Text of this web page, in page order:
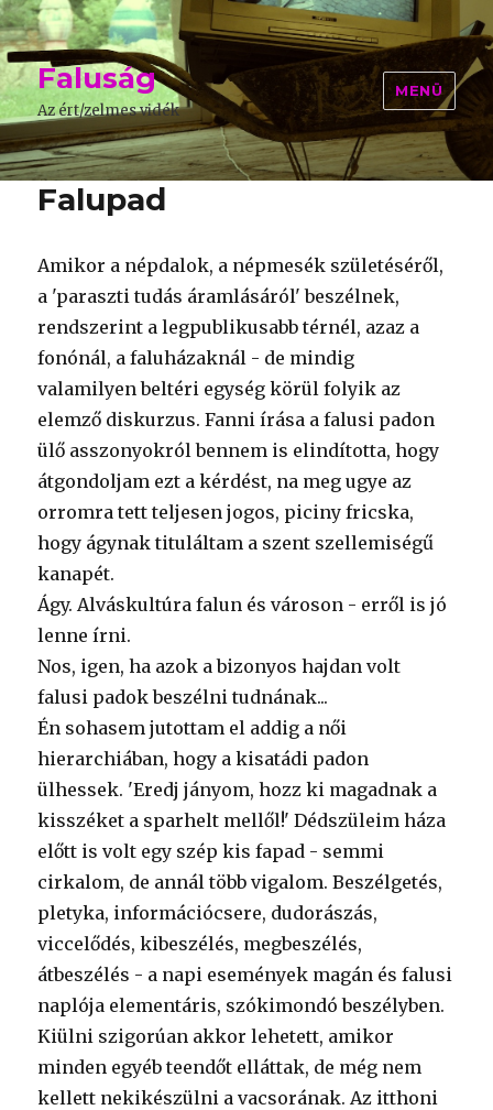
Faluság
Az ért/zelmes vidék
MENÜ
Falupad
Amikor a népdalok, a népmesék születéséről,
a 'paraszti tudás áramlásáról' beszélnek,
rendszerint a legpublikusabb térnél, azaz a
fonónál, a faluházaknál - de mindig
valamilyen beltéri egység körül folyik az
elemző diskurzus. Fanni írása a falusi padon
ülő asszonyokról bennem is elindította, hogy
átgondoljam ezt a kérdést, na meg ugye az
orromra tett teljesen jogos, piciny fricska,
hogy ágynak tituláltam a szent szellemiségű
kanapét.
Ágy. Alváskultúra falun és városon - erről is jó
lenne írni.
Nos, igen, ha azok a bizonyos hajdan volt
falusi padok beszélni tudnának...
Én sohasem jutottam el addig a női
hierarchiában, hogy a kisatádi padon
ülhessek. 'Eredj jányom, hozz ki magadnak a
kisszéket a sparhelt mellől!' Dédszüleim háza
előtt is volt egy szép kis fapad - semmi
cirkalom, de annál több vigalom. Beszélgetés,
pletyka, információcsere, dudorászás,
viccelődés, kibeszélés, megbeszélés,
átbeszélés - a napi események magán és falusi
naplója elementáris, szókimondó beszélyben.
Kiülni szigorúan akkor lehetett, amikor
minden egyéb teendőt elláttak, de még nem
kellett nekikészülni a vacsorának. Az itthoni